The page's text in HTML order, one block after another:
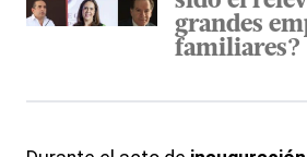
grandes
familiares?